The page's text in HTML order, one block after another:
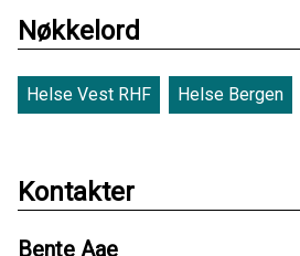
Nøkkelord
Helse Vest RHF Helse Bergen
Kontakter
Bente Aae